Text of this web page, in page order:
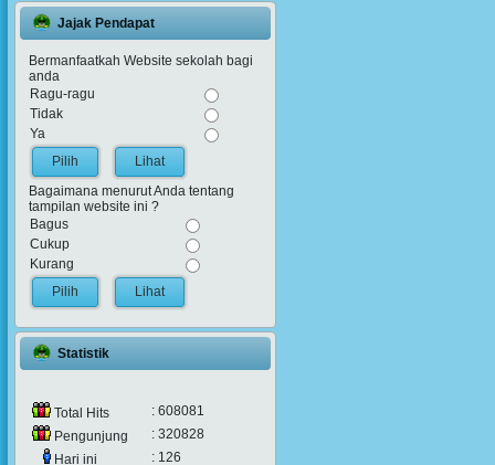
Jajak Pendapat
Bermanfaatkah Website sekolah bagi
anda
Ragu-ragu
Tidak
Ya
Lihat
Bagaimana menurut Anda tentang
tampilan website ini ?
Bagus
Cukup
Kurang
Lihat
Statistik
Total Hits
: 608081
Pengunjung
: 320828
Hari ini
: 126